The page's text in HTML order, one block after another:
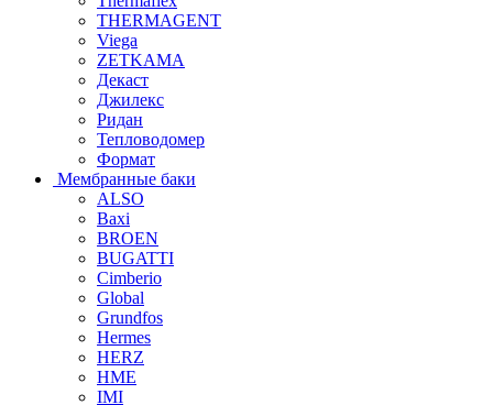
THERMAGENT
Viega
ZETKAMA
Декаст
Джилекс
Ридан
Тепловодомер
Формат
Мембранные баки
ALSO
Baxi
BROEN
BUGATTI
Cimberio
Global
Grundfos
Hermes
HERZ
HME
IMI